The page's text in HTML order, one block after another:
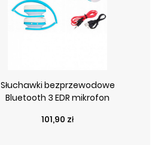
Słuchawki bezprzewodowe
Bluetooth 3 EDR mikrofon
Cena
101,90 zł